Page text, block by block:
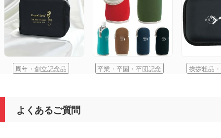
周年・創立記念品 卒業・卒園・卒団記念 挨拶粗品
よくあるご質問